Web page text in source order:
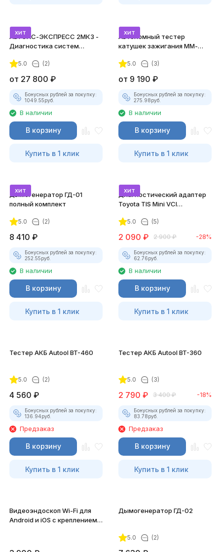
хит
АВТОАС-ЭКСПРЕСС 2МК3 -
Диагностика систем
5.0 (2)
от 27 800 ₽
Бонусных рублей за покупку:
1049.55руб.
В наличии
В корзину
Купить в 1 клик
хит
Автономный тестер
катушек зажигания ММ-
комплект)
5.0 (3)
от 9 190 ₽
Бонусных рублей за покупку:
275.98руб.
В наличии
В корзину
Купить в 1 клик
хит
Дымогенератор ГД-01
полный комплект
5.0 (2)
8 410 ₽
Бонусных рублей за покупку:
252.55руб.
В наличии
В корзину
Купить в 1 клик
хит
Диагностический адаптер
Toyota TIS Mini VCI
5.0 (5)
2 090 ₽ 2 900 ₽ -28%
Бонусных рублей за покупку:
62.76руб.
В наличии
В корзину
Купить в 1 клик
Тестер АКБ Autool BT-460
5.0 (2)
4 560 ₽
Бонусных рублей за покупку:
136.94руб.
Предзаказ
В корзину
Купить в 1 клик
Тестер АКБ Autool BT-360
5.0 (3)
2 790 ₽ 3 400 ₽ -18%
Бонусных рублей за покупку:
83.78руб.
Предзаказ
В корзину
Купить в 1 клик
Видеоэндоскоп Wi-Fi для
Android и iOS с креплением
Дымогенератор ГД-02
5.0 (2)